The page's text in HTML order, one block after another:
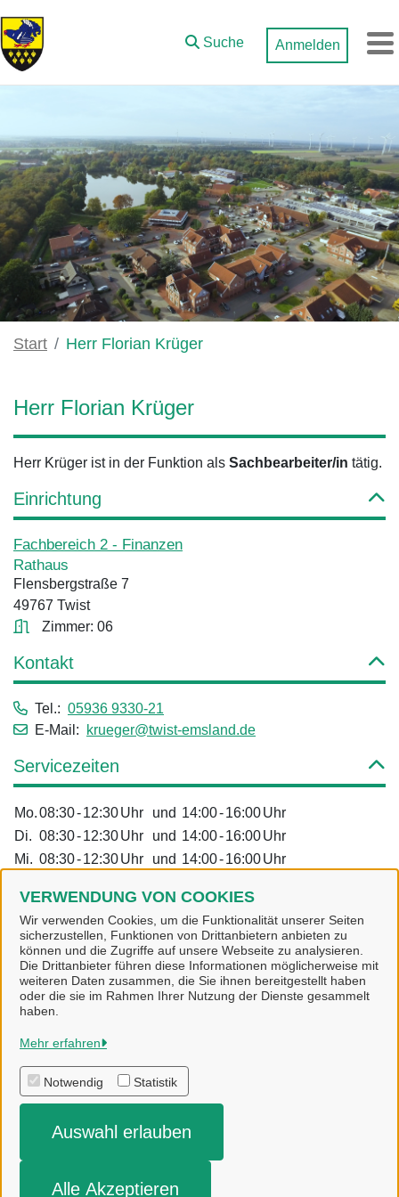
Zum Hauptinhalt springen
VERWENDUNG VON COOKIES
Wir verwenden Cookies, um die Funktionalität unserer Seiten
sicherzustellen, Funktionen von Drittanbietern anbieten zu
können und die Zugriffe auf unsere Webseite zu analysieren.
Die Drittanbieter führen diese Informationen möglicherweise mit
weiteren Daten zusammen, die Sie ihnen bereitgestellt haben
oder die sie im Rahmen Ihrer Nutzung der Dienste gesammelt
haben.
Mehr erfahren
Notwendig Statistik
Auswahl erlauben
Alle Akzeptieren
Suche Anmelden
Start Herr Florian Krüger
Herr Florian Krüger
Herr Krüger ist in der Funktion als Sachbearbeiter/in tätig.
Einrichtung
Fachbereich 2 - Finanzen
Rathaus
Flensbergstraße 7
49767 Twist
Zimmer: 06
Kontakt
Tel.: 05936 9330-21
E-Mail:
krueger@twist-emsland.de
Servicezeiten
Mo.08:30-12:30Uhr und 14:00-16:00Uhr
Di. 08:30-12:30Uhr und 14:00-16:00Uhr
Mi. 08:30-12:30Uhr und 14:00-16:00Uhr
Fr.
08:30- 12:30 Uhr
Alle zugeordneten Einrichtungen
Gemeinde Twist
Alle Rechte vorbehalten
Datenschutzerklärung